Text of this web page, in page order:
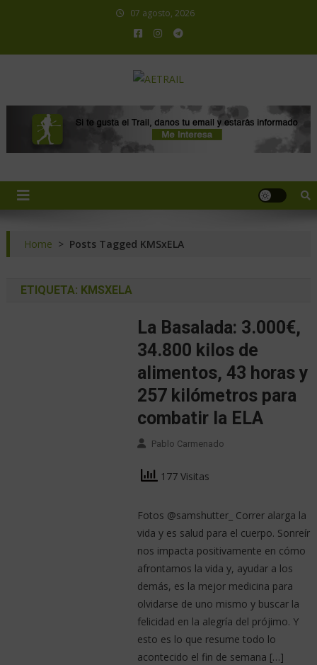
07 agosto, 2026
Home > Posts Tagged KMSxELA
ETIQUETA: KMSXELA
La Basalada: 3.000€,
34.800 kilos de
alimentos, 43 horas y
257 kilómetros para
combatir la ELA
Pablo Carmenado
177 Visitas
Fotos @samshutter_ Correr alarga la
vida y es salud para el cuerpo. Sonreír
nos impacta positivamente en cómo
afrontamos la vida y, ayudar a los
demás, es la mejor medicina para
olvidarse de uno mismo y buscar la
felicidad en la alegría del prójimo. Y
esto es lo que resume todo lo
acontecido el fin de semana […]